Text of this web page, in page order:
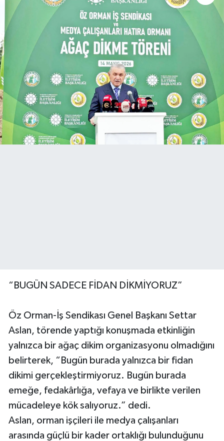
“BUGÜN SADECE FİDAN DİKMİYORUZ”
Öz Orman-İş Sendikası Genel Başkanı Settar
Aslan, törende yaptığı konuşmada etkinliğin
yalnızca bir ağaç dikim organizasyonu olmadığını
belirterek, “Bugün burada yalnızca bir fidan
dikimi gerçekleştirmiyoruz. Bugün burada
emeğe, fedakârlığa, vefaya ve birlikte verilen
mücadeleye kök salıyoruz.” dedi.
Aslan, orman işçileri ile medya çalışanları
arasında güçlü bir kader ortaklığı bulunduğunu